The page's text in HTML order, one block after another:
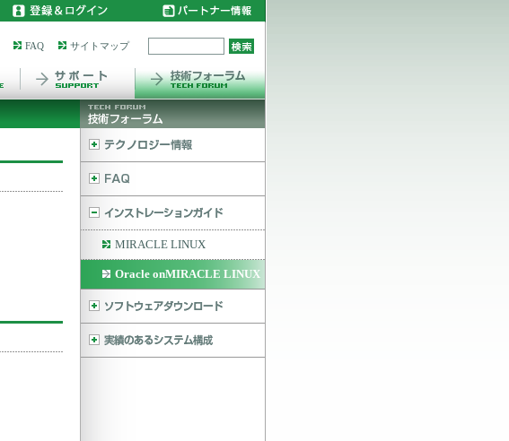
FAQ サイトマップ
MIRACLE LINUX
Oracle onMIRACLE LINUX